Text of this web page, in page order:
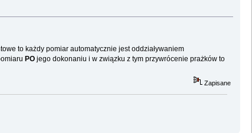
to każdy pomiar automatycznie jest oddziaływaniem
POjego dokonaniu i w związku z tym przywrócenie prażków to
Zapisane